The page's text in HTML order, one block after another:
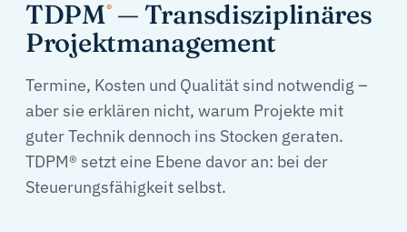
TDPM® — Transdisziplinäres
Projektmanagement
Termine, Kosten und Qualität sind notwendig –
aber sie erklären nicht, warum Projekte mit
guter Technik dennoch ins Stocken geraten.
TDPM® setzt eine Ebene davor an: bei der
Steuerungsfähigkeit selbst.